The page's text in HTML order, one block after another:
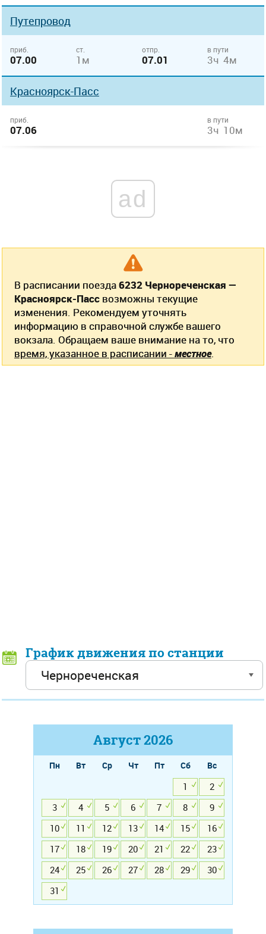
Путепровод
приб.
07.00
ст.
1м
отпр.
07.01
в пути
3ч 4м
Красноярск-Пасс
приб.
07.06
в пути
3ч 10м
ad
В расписании поезда6232 Чернореченская —
Красноярск-Пасс возможны текущие
изменения. Рекомендуем уточнять
информацию в справочной службе вашего
вокзала. Обращаем ваше внимание на то, что
время, указанное в расписании -местное.
График движения по станции
Август2026
Пн Вт Ср Чт Пт Сб
Вс
1
2
3
4 5 6 7 8
9
10
11 12 13 14 15
16
17
18 19 20 21 22
23
24
25 26 27 28 29
30
31